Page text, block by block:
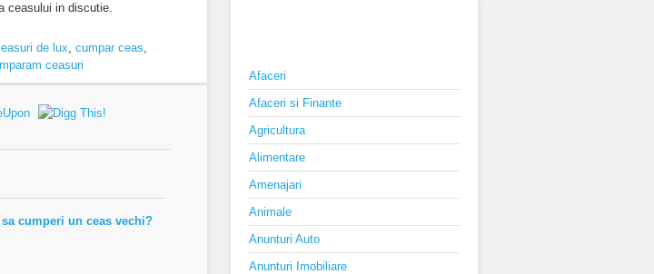
ceasului in discutie.
de lux, cumpar ceas,
ceasuri
cumperi un ceas vechi?
Afaceri
Afaceri si Finante
Agricultura
Alimentare
Amenajari
Animale
Anunturi Auto
Anunturi Imobiliare